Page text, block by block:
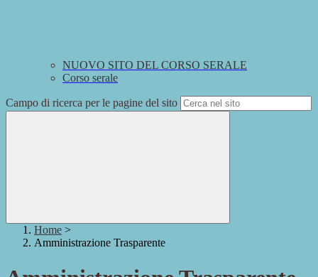
NUOVO SITO DEL CORSO SERALE
Corso serale
Campo di ricerca per le pagine del sito
Home >
Amministrazione Trasparente